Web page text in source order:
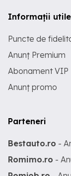
Informații utile
Puncte de
Anunț Premium
Abonament VIP
Anunț promo
Parteneri
Bestauto.ro -
Romimo.ro -